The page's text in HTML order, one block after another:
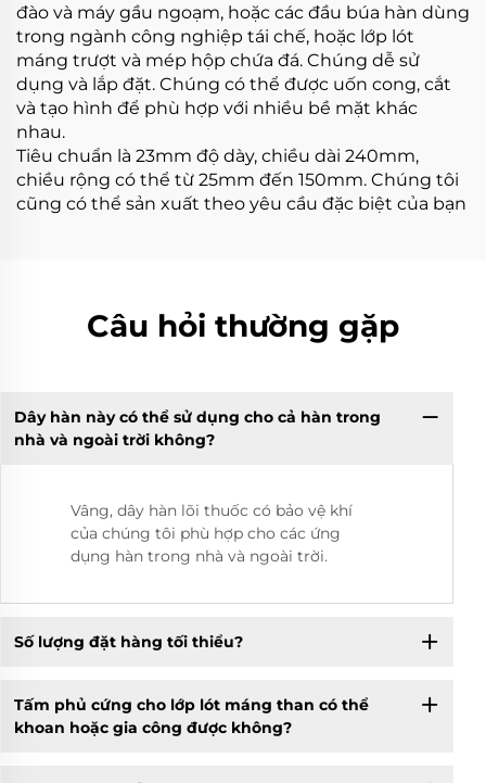
đào và máy gầu ngoạm, hoặc các đầu búa hàn dùng
trong ngành công nghiệp tái chế, hoặc lớp lót
máng trượt và mép hộp chứa đá. Chúng dễ sử
dụng và lắp đặt. Chúng có thể được uốn cong, cắt
và tạo hình để phù hợp với nhiều bề mặt khác
nhau.
Tiêu chuẩn là 23mm độ dày, chiều dài 240mm,
chiều rộng có thể từ 25mm đến 150mm. Chúng tôi
cũng có thể sản xuất theo yêu cầu đặc biệt của bạn
Câu hỏi thường gặp
Dây hàn này có thể sử dụng cho cả hàn trong
nhà và ngoài trời không?
Vâng, dây hàn lõi thuốc có bảo vệ khí
của chúng tôi phù hợp cho các ứng
dụng hàn trong nhà và ngoài trời.
Số lượng đặt hàng tối thiểu?
Tấm phủ cứng cho lớp lót máng than có thể
khoan hoặc gia công được không?